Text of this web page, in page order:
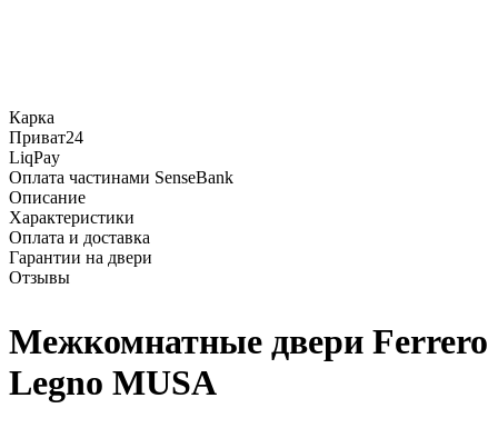
Карка
Приват24
LiqPay
Оплата частинами SenseBank
Описание
Характеристики
Оплата и доставка
Гарантии на двери
Отзывы
Межкомнатные двери Ferrero
Legno MUSA